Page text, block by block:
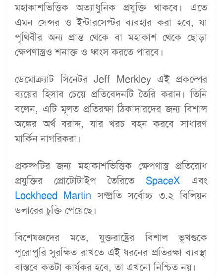
মহাকাশভিত্তিক অত্যাধুনিক প্রযুক্তি থাকবে। এতে
এমন সেন্সর ও ইন্টারসেপ্টর ব্যবহার করা হবে, যা
পৃথিবীর অন্য প্রান্ত থেকে বা মহাকাশ থেকে ছোড়া
ক্ষেপণাস্ত্রও শনাক্ত ও ধ্বংস করতে পারবে।
ডেমোক্র্যাট সিনেটর Jeff Merkley এই প্রকল্পের
ব্যয়ের হিসাব চেয়ে প্রতিবেদনটি তৈরি করান। তিনি
বলেন, এটি মূলত প্রতিরক্ষা ঠিকাদারদের জন্য বিশাল
অঙ্কের অর্থ বরাদ্দ, যার খরচ বহন করবে সাধারণ
মার্কিন নাগরিকরা।
প্রকল্পটির জন্য মহাকাশভিত্তিক ক্ষেপণাস্ত্র প্রতিরোধ
প্রযুক্তির প্রোটোটাইপ তৈরিতে SpaceX এবং
Lockheed Martin সম্প্রতি সর্বোচ্চ ৩.২ বিলিয়ন
ডলারের চুক্তি পেয়েছে।
বিশেষজ্ঞদের মতে, যুক্তরাষ্ট্রের বিশাল ভূখণ্ডকে
পুরোপুরি সুরক্ষিত রাখতে এই ধরনের প্রতিরক্ষা ব্যবস্থা
বাস্তবে কতটা কার্যকর হবে, তা এখনো নিশ্চিত নয়।